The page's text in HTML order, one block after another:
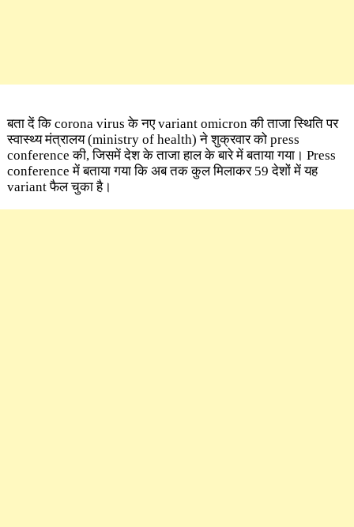
बता दें कि corona virus के नए variant omicron की ताजा स्थिति पर
स्‍वास्‍थ्‍य मंत्रालय (ministry of health) ने शुक्रवार को press
conference की, जिसमें देश के ताजा हाल के बारे में बताया गया। Press
conference में बताया गया कि अब तक कुल मिलाकर 59 देशों में यह
variant फैल चुका है।